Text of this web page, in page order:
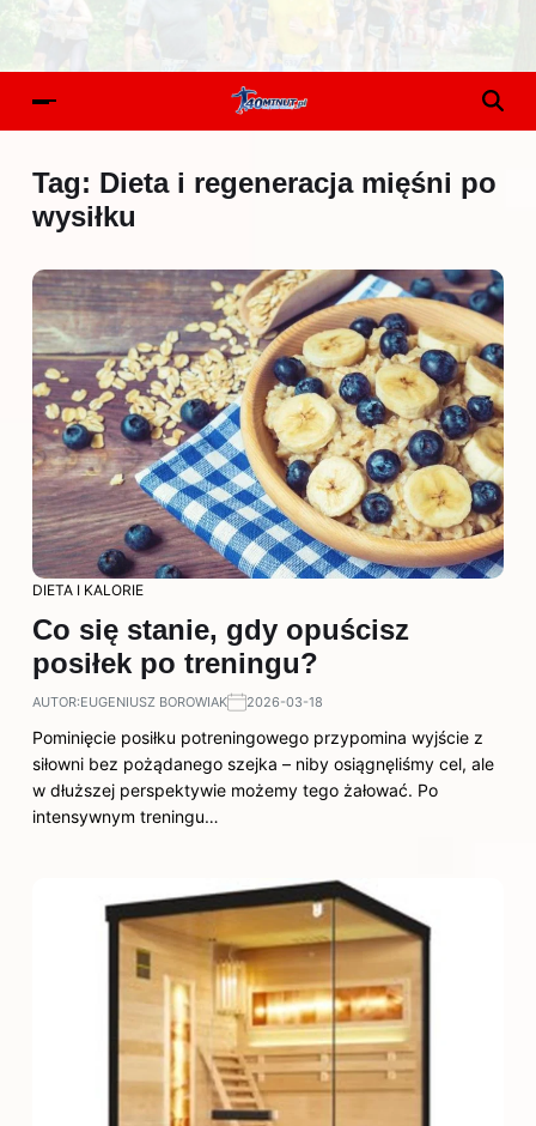
Tag: Dieta i regeneracja mięśni po
wysiłku
DIETA I KALORIE
Co się stanie, gdy opuścisz
posiłek po treningu?
AUTOR:EUGENIUSZ BOROWIAK 2026-03-18
Pominięcie posiłku potreningowego przypomina wyjście z
siłowni bez pożądanego szejka – niby osiągnęliśmy cel, ale
w dłuższej perspektywie możemy tego żałować. Po
intensywnym treningu…